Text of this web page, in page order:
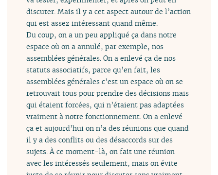
discuter. Mais il y a cet aspect autour de l’action
qui est assez intéressant quand même.
Du coup, on a un peu appliqué ça dans notre
espace où on a annulé, par exemple, nos
assemblées générales. On a enlevé ça de nos
statuts associatifs, parce qu’en fait, les
assemblées générales c’est un espace où on se
retrouvait tous pour prendre des décisions mais
qui étaient forcées, qui n’étaient pas adaptées
vraiment à notre fonctionnement. On a enlevé
ça et aujourd’hui on n’a des réunions que quand
il y a des conflits ou des désaccords sur des
sujets. À ce moment-là, on fait une réunion
avec les intéressés seulement, mais on évite